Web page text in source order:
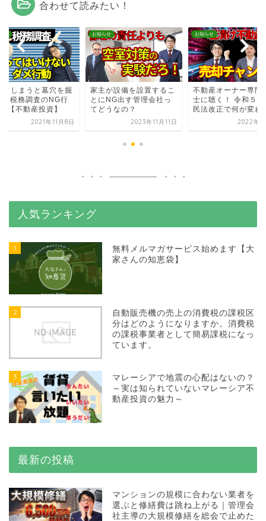
合わせて読みたい！
てしまうと墓穴を掘
｜税務調査のNG行
【不動産投資】
2021年11月8日
お知らせ
家主が設備を設置するこ
とにNG出す管理会社っ
てどうなの？
2023年11月11日
お知らせ
不動産オーナー専門
士に聴く！ 令和５年
民法改正で何が変わ
2022年9
人気ランキング
1
無料メルマガサービス始めます【大
家さんの知恵袋】
2
自動販売機の売上の消費税の課税区
分はどのようになりますか。消費税
の課税事業者として簡易課税になっ
ています。
3
マレーシアで地震の心配はないの？
～実は知られていないマレーシア不
動産投資の魅力～
最新の投稿
マンションの規模に合わない業者を
選ぶと修繕費は跳ね上がる｜管理会
社主導の大規模修繕を総会で止めた